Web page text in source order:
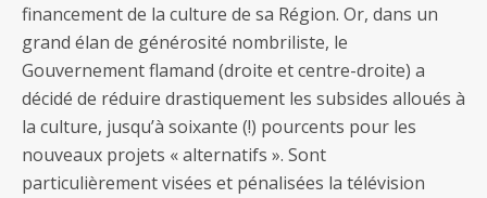
financement de la culture de sa Région. Or, dans un
grand élan de générosité nombriliste, le
Gouvernement flamand (droite et centre-droite) a
décidé de réduire drastiquement les subsides alloués à
la culture, jusqu’à soixante (!) pourcents pour les
nouveaux projets « alternatifs ». Sont
particulièrement visées et pénalisées la télévision